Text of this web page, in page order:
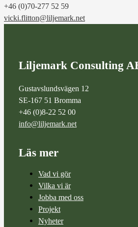
+46 (0)70-277 52 59
vicki.flitton@liljemark.net
Liljemark Consulting
Gustavslundsvägen 12
SE-167 51 Bromma
+46 (0)8-22 52 00
info@liljemark.net
Läs mer
Vad vi gör
Vilka vi är
Jobba med oss
Projekt
Nyheter